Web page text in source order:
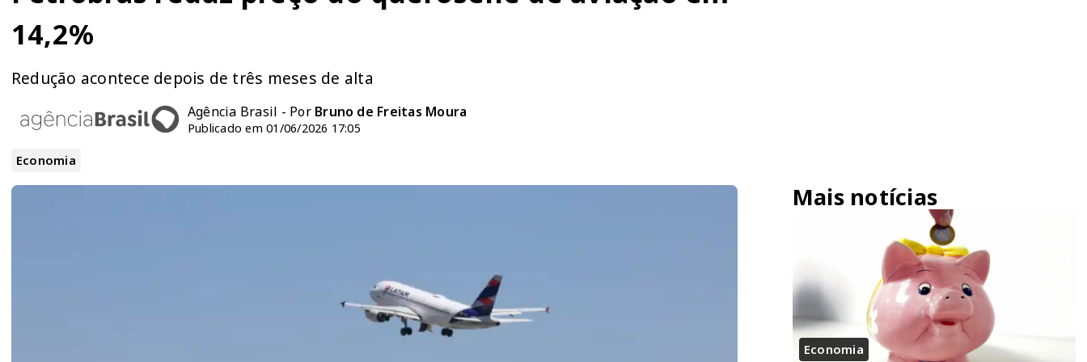
14,2%
Redução acontece depois de três meses de alta
Agência Brasil - Por Bruno de Freitas Moura
Publicado em 01/06/2026 17:05
Economia
Mais notícias
Economia